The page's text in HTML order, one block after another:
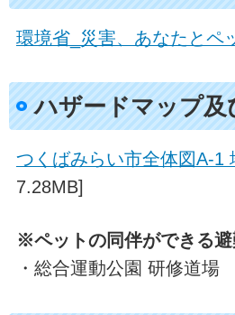
環境省_災害、あなたとペ
ハザードマップ及
つくばみらい市全体図A-1
7.28MB]
※ペットの同伴ができる
・総合運動公園 研修道場